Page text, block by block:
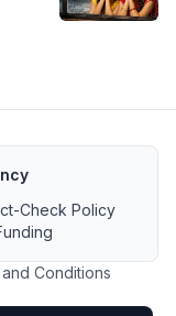
Check Policy
Conditions